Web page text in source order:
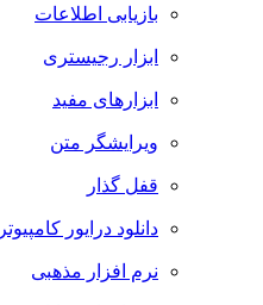
بازیابی اطلاعات
ابزار رجیستری
ابزارهای مفید
ویرایشگر متن
قفل گذار
دانلود درایور
نرم افزار مذهبی